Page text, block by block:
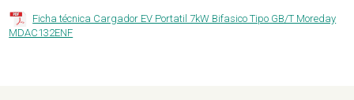
Ficha técnica Cargador EV Portatil 7kW Bifasico Tipo GB/T Moreday
MDAC132ENF